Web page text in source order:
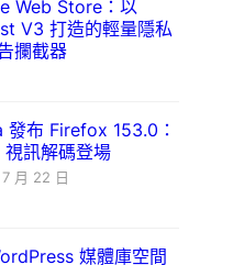
Web Store：以
V3 打造的輕量隱私
攔截器
發布 Firefox 153.0：
訊解碼登場
月 22 日
媒體庫空間